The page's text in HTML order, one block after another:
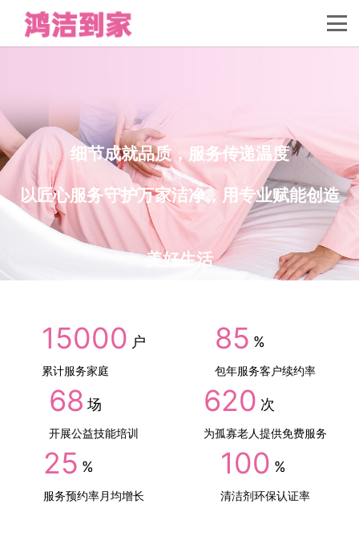
细节成就品质，服务传递温度
以匠心服务守护万家洁净，用专业赋能创造
美好生活
15000 户
累计服务家庭
85 %
包年服务客户续约率
68 场
开展公益技能培训
620 次
为孤寡老人提供免费服务
25 %
服务预约率月均增长
100 %
清洁剂环保认证率